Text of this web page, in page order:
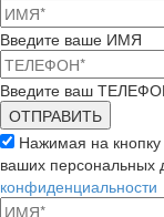
Введите ваше ИМЯ
Введите ваш
Нажимая на кнопку
ваших персональных
конфиденциальности